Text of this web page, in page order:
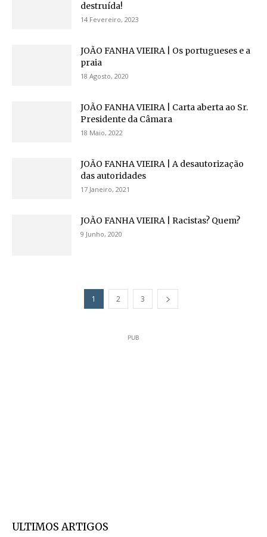
destruída!
14 Fevereiro, 2023
JOÃO FANHA VIEIRA | Os portugueses e a
praia
18 Agosto, 2020
JOÃO FANHA VIEIRA | Carta aberta ao Sr.
Presidente da Câmara
18 Maio, 2022
JOÃO FANHA VIEIRA | A desautorização
das autoridades
17 Janeiro, 2021
JOÃO FANHA VIEIRA | Racistas? Quem?
9 Junho, 2020
1 2 3
PUB
ULTIMOS ARTIGOS